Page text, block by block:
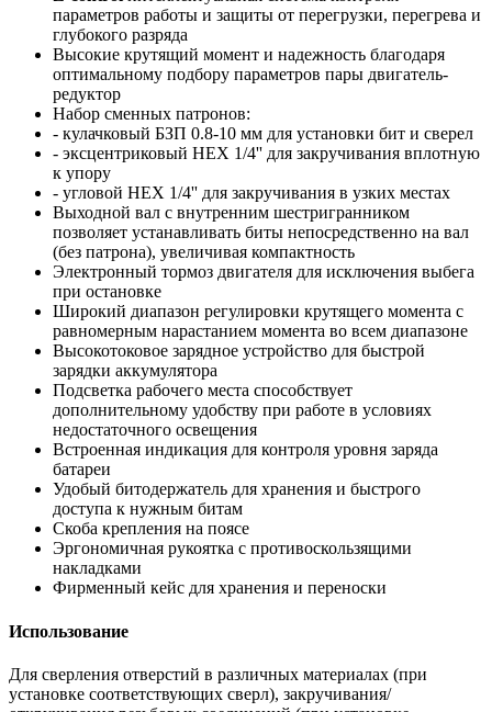
параметров работы и защиты от перегрузки, перегрева и
глубокого разряда
Высокие крутящий момент и надежность благодаря
оптимальному подбору параметров пары двигатель-
редуктор
Набор сменных патронов:
- кулачковый БЗП 0.8-10 мм для установки бит и сверел
- эксцентриковый HEX 1/4'' для закручивания вплотную
к упору
- угловой HEX 1/4'' для закручивания в узких местах
Выходной вал с внутренним шестригранником
позволяет устанавливать биты непосредственно на вал
(без патрона), увеличивая компактность
Электронный тормоз двигателя для исключения выбега
при остановке
Широкий диапазон регулировки крутящего момента с
равномерным нарастанием момента во всем диапазоне
Высокотоковое зарядное устройство для быстрой
зарядки аккумулятора
Подсветка рабочего места способствует
дополнительному удобству при работе в условиях
недостаточного освещения
Встроенная индикация для контроля уровня заряда
батареи
Удобый битодержатель для хранения и быстрого
доступа к нужным битам
Скоба крепления на поясе
Эргономичная рукоятка с противоскользящими
накладками
Фирменный кейс для хранения и переноски
Использование
Для сверления отверстий в различных материалах (при
установке соответствующих сверл), закручивания/